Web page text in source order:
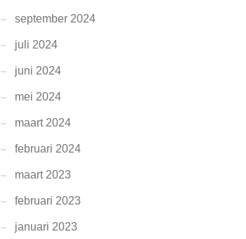
september 2024
juli 2024
juni 2024
mei 2024
maart 2024
februari 2024
maart 2023
februari 2023
januari 2023